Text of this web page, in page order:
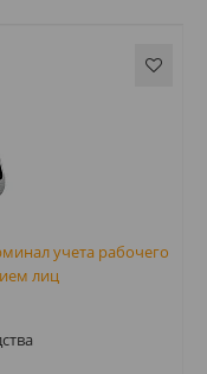
учета рабочего
лиц